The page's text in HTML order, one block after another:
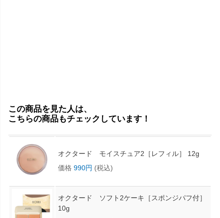
この商品を見た人は、
こちらの商品もチェックしています！
オクタード モイスチュア2［レフィル］ 12g
価格 990円 (税込)
オクタード ソフト2ケーキ［スポンジパフ付］
10g